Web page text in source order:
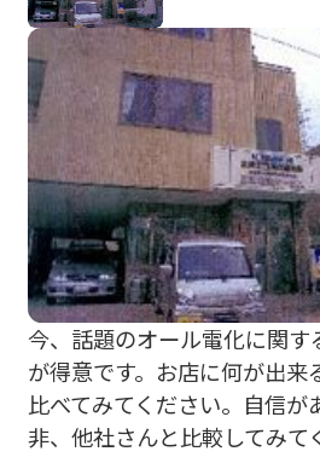
今、話題のオール電化に関す
が得意です。お店に何が出来
比べてみてください。自信が
非、他社さんと比較してみて